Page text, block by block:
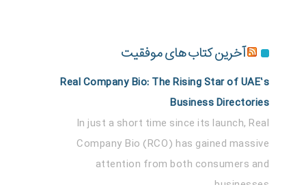
آخرین کتاب های موفقیت
Real Company Bio: The Rising Star of UAE’s
Business Directories
In just a short time since its launch, Real
Company Bio (RCO) has gained massive
attention from both consumers and